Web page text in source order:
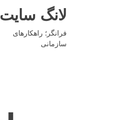
لانگ سایت
فرانگر؛ راهکارهای
سازمانی